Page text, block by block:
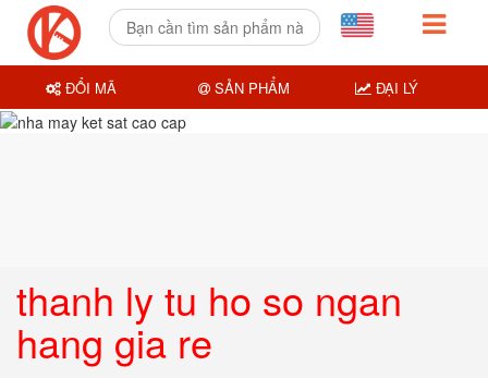
thanh ly tu ho so ngan
hang gia re
ĐỔI MÃ SẢN PHẨM ĐẠI LÝ